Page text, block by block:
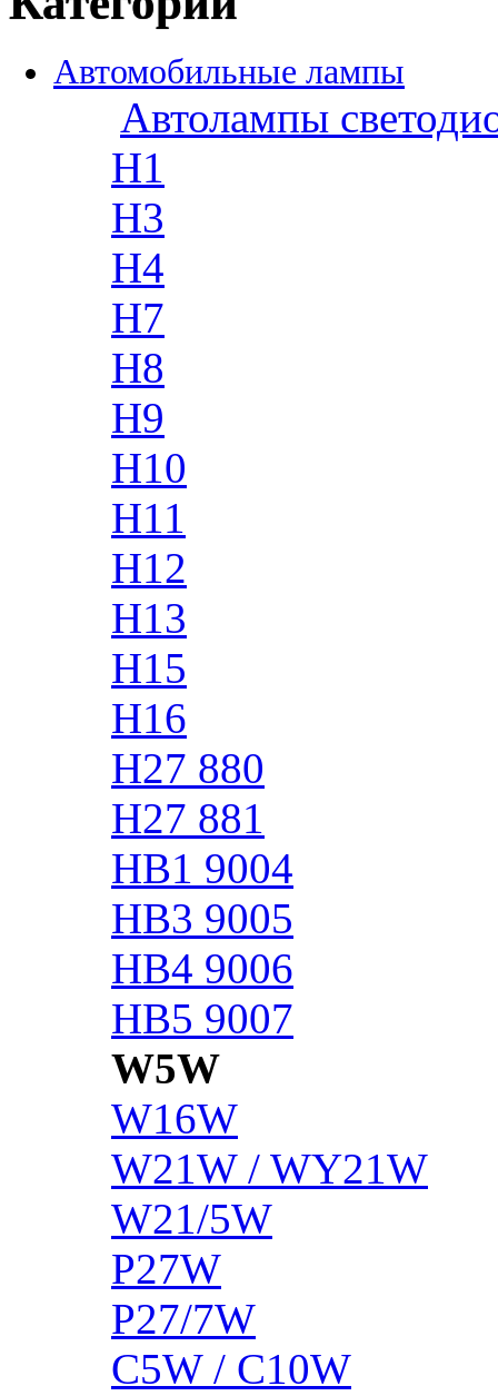
Автомобильные лампы
Автолампы
H1
H3
H4
H7
H8
H9
H10
H11
H12
H13
H15
H16
H27 880
H27 881
HB1 9004
HB3 9005
HB4 9006
HB5 9007
W5W
W16W
W21W / WY21W
W21/5W
P27W
P27/7W
C5W / C10W